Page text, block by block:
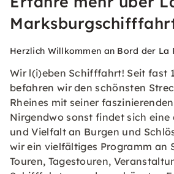
Herzlich Willkommen an Bord der La
Wir l(i)eben Schifffahrt! Seit fast
befahren wir den schönsten
Rheines mit seiner
Nirgendwo sonst findet sich eine
und Vielfalt an Burgen und
wir ein vielfältiges Programm an
Touren, Tagestouren,